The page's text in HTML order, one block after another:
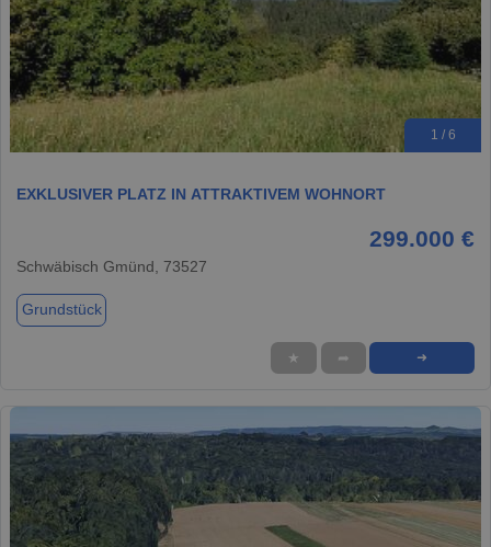
1 / 6
EXKLUSIVER PLATZ IN ATTRAKTIVEM WOHNORT
299.000 €
Schwäbisch Gmünd, 73527
Grundstück
★ ➦ ➜